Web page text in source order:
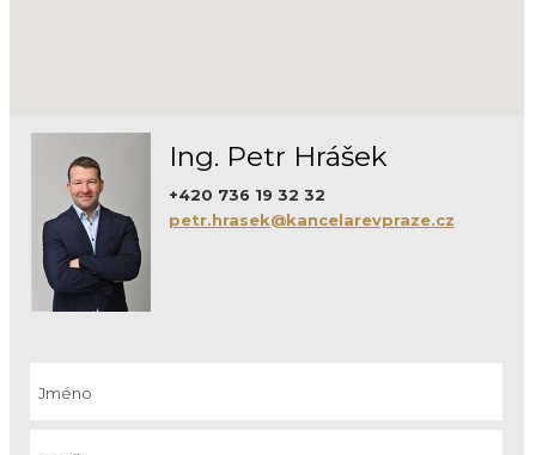
Ing. Petr Hrášek
+420 736 19 32 32
petr.hrasek@kancelarevpraze.cz